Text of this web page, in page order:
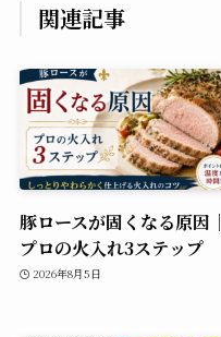
関連記事
豚ロースが固くなる原因｜
プロの火入れ3ステップ
2026年8月5日